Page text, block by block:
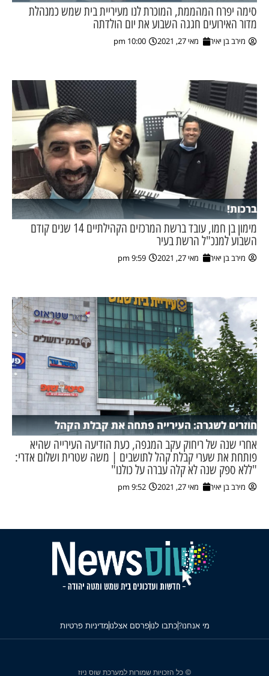
סימה יפרח המהממת, המוכרת לנו מעיריית בית שמש כמנהלת
מדור האירועים חגגה השבוע את יום הולדתה
מירב בן יאיר מאי 27, 2021 10:00 pm
ברכות!
מימון בן חמו, עובד ברשת המרכזים הקהילתיים 14 שנים קודם
השבוע למנכ"ל הרשת בעיר
מירב בן יאיר מאי 27, 2021 9:59 pm
חוזרים לשגרה: העירייה פתחה את קבלת הקהל
אחרי שנה של ריחוק עקב המגפה, כעת הודיעה העירייה שהיא
פותחת את שערי קבלת קהל לתושבים | משה שטרית ושלום אדרי:
"ללא ספק שנה לא קלה עברה על כולנו"
מירב בן יאיר מאי 27, 2021 9:52 pm
מי אנחנו?כתבו לנופרסם אצלנומדיניות פרטיות
© כל הזכויות שמורות למערכת שוס ניוז